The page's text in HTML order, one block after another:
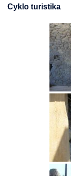
Cyklo turistika